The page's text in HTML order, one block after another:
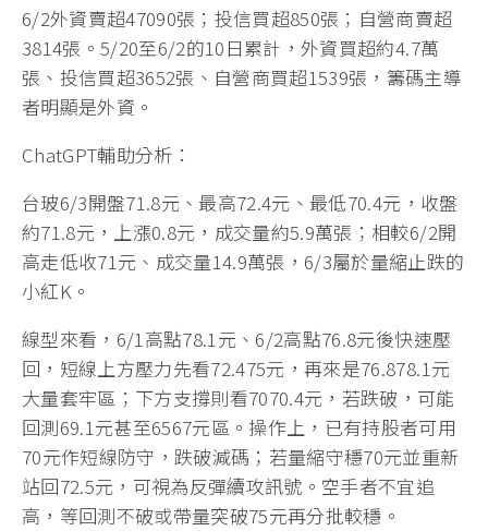
6/2外資賣超47090張；投信買超850張；自營商賣超
3814張。5/20至6/2的10日累計，外資買超約4.7萬
張、投信買超3652張、自營商買超1539張，籌碼主導
者明顯是外資。
ChatGPT輔助分析：
台玻6/3開盤71.8元、最高72.4元、最低70.4元，收盤
約71.8元，上漲0.8元，成交量約5.9萬張；相較6/2開
高走低收71元、成交量14.9萬張，6/3屬於量縮止跌的
小紅K。
線型來看，6/1高點78.1元、6/2高點76.8元後快速壓
回，短線上方壓力先看72.475元，再來是76.878.1元
大量套牢區；下方支撐則看7070.4元，若跌破，可能
回測69.1元甚至6567元區。操作上，已有持股者可用
70元作短線防守，跌破減碼；若量縮守穩70元並重新
站回72.5元，可視為反彈續攻訊號。空手者不宜追
高，等回測不破或帶量突破75元再分批較穩。